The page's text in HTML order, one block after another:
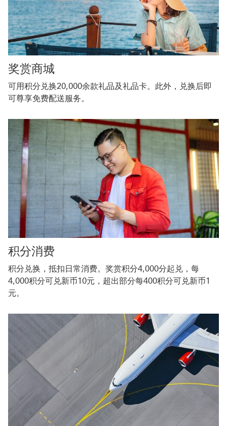
奖赏商城
可用积分兑换20,000余款礼品及礼品卡。此外，兑换后即
可尊享免费配送服务。
积分消费
积分兑换，抵扣日常消费。奖赏积分4,000分起兑，每
4,000积分可兑新币10元，超出部分每400积分可兑新币1
元。